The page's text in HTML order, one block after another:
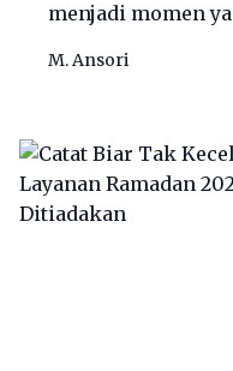
menjadi momen
pagi.
M. Ansori